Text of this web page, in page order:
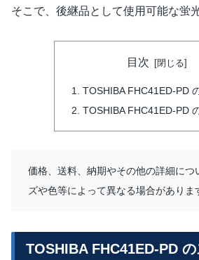
そこで、後継品として使用可能な蛍
目次
TOSHIBA FHC41ED-PD
TOSHIBA FHC41ED-PD
価格、送料、納期やその他の詳細につ
ズや色等によって異なる場合がありま
TOSHIBA FHC41ED-PD